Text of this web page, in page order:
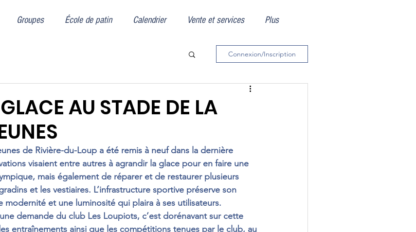
Groupes École de patin Calendrier Vente et services Plus
Connexion/Inscription
AU STADE DE LA
de Rivière-du-Loup a été remis à neuf dans la dernière
visaient entre autres à agrandir la glace pour en faire une
mais également de réparer et de restaurer plusieurs
et les vestiaires. L’infrastructure sportive préserve son
modernité et une luminosité qui plaira à ses utilisateurs.
demande du club Les Loupiots, c’est dorénavant sur cette
entraînements ainsi que les compétitions tenues par le club, au